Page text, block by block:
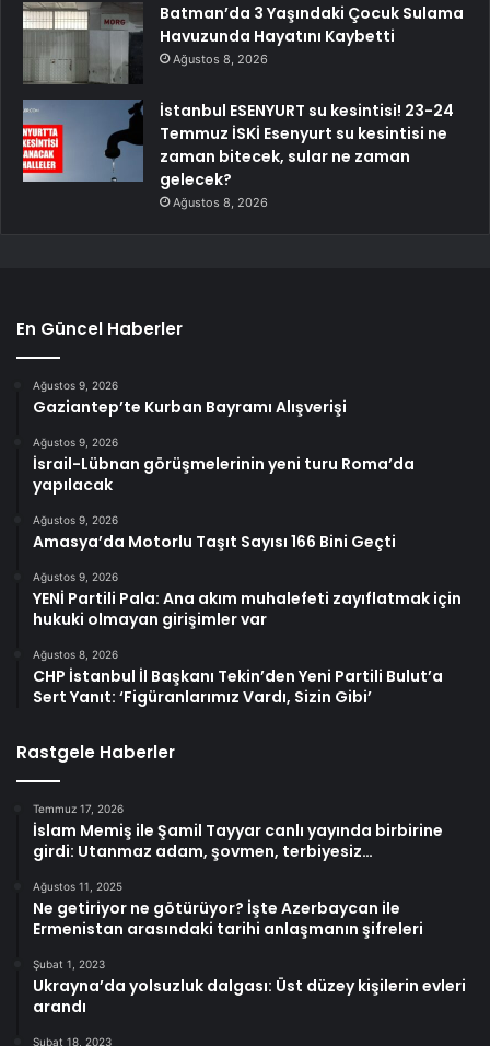
Batman’da 3 Yaşındaki Çocuk Sulama
Havuzunda Hayatını Kaybetti
Ağustos 8, 2026
İstanbul ESENYURT su kesintisi! 23-24
Temmuz İSKİ Esenyurt su kesintisi ne
zaman bitecek, sular ne zaman
gelecek?
Ağustos 8, 2026
En Güncel Haberler
Ağustos 9, 2026
Gaziantep’te Kurban Bayramı Alışverişi
Ağustos 9, 2026
İsrail-Lübnan görüşmelerinin yeni turu Roma’da
yapılacak
Ağustos 9, 2026
Amasya’da Motorlu Taşıt Sayısı 166 Bini Geçti
Ağustos 9, 2026
YENİ Partili Pala: Ana akım muhalefeti zayıflatmak için
hukuki olmayan girişimler var
Ağustos 8, 2026
CHP İstanbul İl Başkanı Tekin’den Yeni Partili Bulut’a
Sert Yanıt: ‘Figüranlarımız Vardı, Sizin Gibi’
Rastgele Haberler
Temmuz 17, 2026
İslam Memiş ile Şamil Tayyar canlı yayında birbirine
girdi: Utanmaz adam, şovmen, terbiyesiz…
Ağustos 11, 2025
Ne getiriyor ne götürüyor? İşte Azerbaycan ile
Ermenistan arasındaki tarihi anlaşmanın şifreleri
Şubat 1, 2023
Ukrayna’da yolsuzluk dalgası: Üst düzey kişilerin evleri
arandı
Şubat 18, 2023